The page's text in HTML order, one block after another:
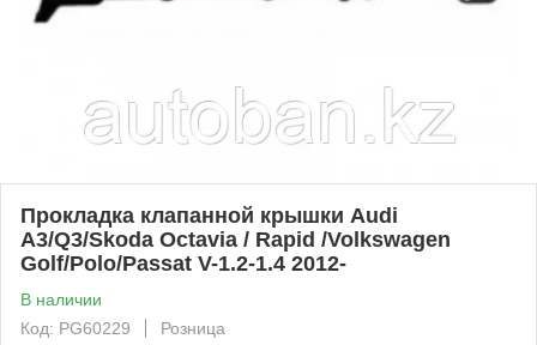
Прокладка клапанной крышки Audi
A3/Q3/Skoda Octavia / Rapid /Volkswagen
Golf/Polo/Passat V-1.2-1.4 2012-
В наличии
Код: PG60229
Розница